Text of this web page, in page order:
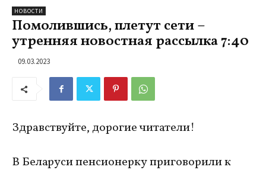
НОВОСТИ
Помолившись, плетут сети –
утренняя новостная рассылка 7:40
09.03.2023
Здравствуйте, дорогие читатели!
В Беларуси пенсионерку приговорили к